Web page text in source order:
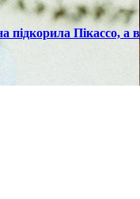
Пікассо, а